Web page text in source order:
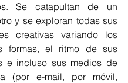
Se catapultan de un
y se exploran todas sus
creativas variando los
formas, el ritmo de sus
e incluso sus medios de
(por e-mail, por móvil,